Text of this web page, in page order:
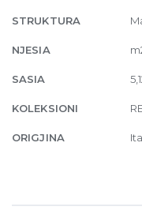
STRUKTURA
NJESIA
SASIA
KOLEKSIONI
ORIGJINA